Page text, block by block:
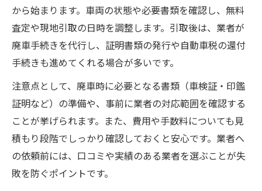
から始まります。車両の状態や必要書類を確認し、無料
査定や現地引取の日時を調整します。引取後は、業者が
廃車手続きを代行し、証明書類の発行や自動車税の還付
手続きも進めてくれる場合が多いです。
注意点として、廃車時に必要となる書類（車検証・印鑑
証明など）の準備や、事前に業者の対応範囲を確認する
ことが挙げられます。また、費用や手数料についても見
積もり段階でしっかり確認しておくと安心です。業者へ
の依頼前には、口コミや実績のある業者を選ぶことが失
敗を防ぐポイントです。